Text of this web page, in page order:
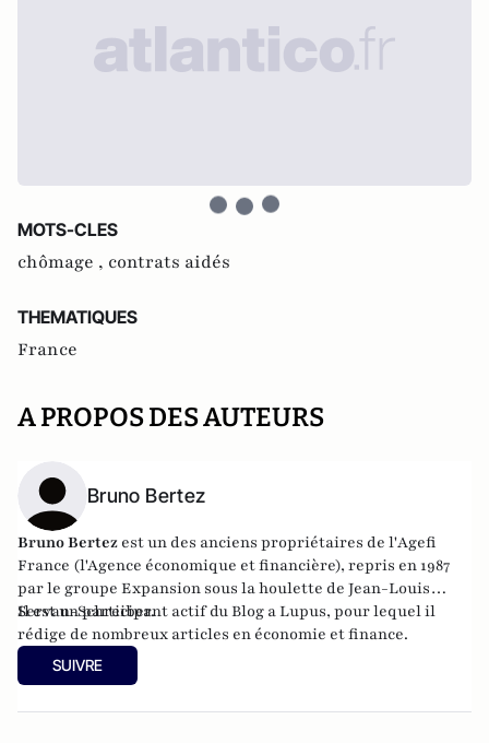
MOTS-CLES
chômage , contrats aidés
THEMATIQUES
France
A PROPOS DES AUTEURS
Bruno Bertez
Bruno Bertez est un des anciens propriétaires de l'Agefi
France (l'Agence économique et financière), repris en 1987
par le groupe Expansion sous la houlette de Jean-Louis
Servan-Schreiber.
Il est un participant actif duBlog a Lupus, pour lequel il
rédige de nombreux articles en économie et finance.
SUIVRE